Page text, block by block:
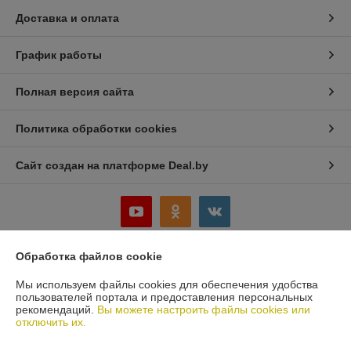
Доставка и оплата
График работы
Полная версия сайта
Политика обработки cookies
Сайт создан на платформе Deal.by
Юридическое лицо:ООО «Белбеаринг»
220047, Республика Беларусь, Минская обл., Минский р-н, д. Большое
Стиклево, ул. Восточная, д.4, к.5
Обработка файлов cookie
Мы используем файлы cookies для обеспечения удобства
пользователей портала и предоставления персональных
рекомендаций. Вы можете настроить файлы cookies или
отключить их.